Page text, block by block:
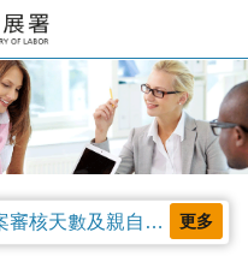
公告本部受理聘僱外國人申請案審核天數及親自領件相關事項，並自中華民國115年4月13日生效。 更多